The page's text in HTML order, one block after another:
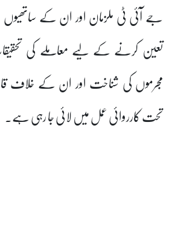
جے آئی ٹی ملزمان اور ان کے
تعین کرنے کے لیے معاملے کی
مجرموں کی شناخت اور ان کے خلاف
تحت کارروائی عمل میں لائی جا رہی ہے۔